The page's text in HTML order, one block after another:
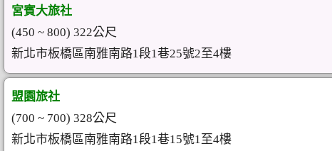
宮賓大旅社
(450 ~ 800) 322公尺
新北市板橋區南雅南路1段1巷25號2至4樓
盟園旅社
(700 ~ 700) 328公尺
新北市板橋區南雅南路1段1巷15號1至4樓